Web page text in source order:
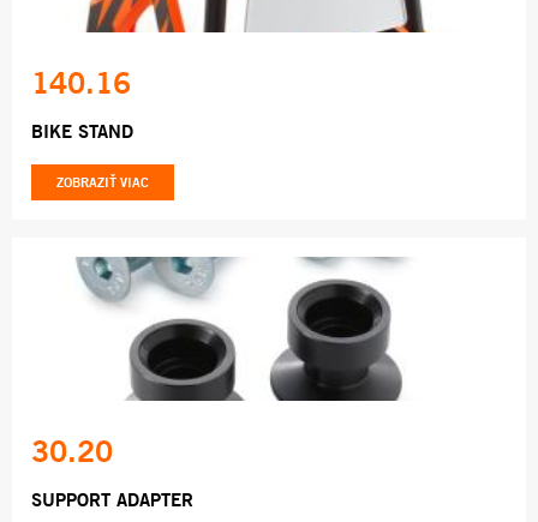
140.16
BIKE STAND
ZOBRAZIŤ VIAC
30.20
SUPPORT ADAPTER